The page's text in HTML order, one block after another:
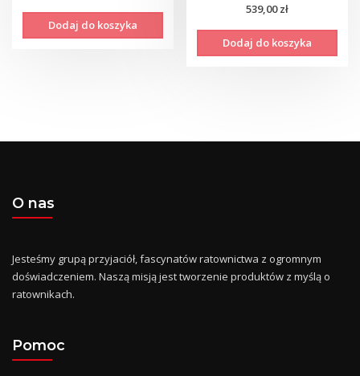
Dodaj do koszyka
539,00zł
Dodaj do koszyka
O nas
Jesteśmy grupą przyjaciół, fascynatów ratownictwa z ogromnym
doświadczeniem. Naszą misją jest tworzenie produktów z myślą o
ratownikach.
Pomoc